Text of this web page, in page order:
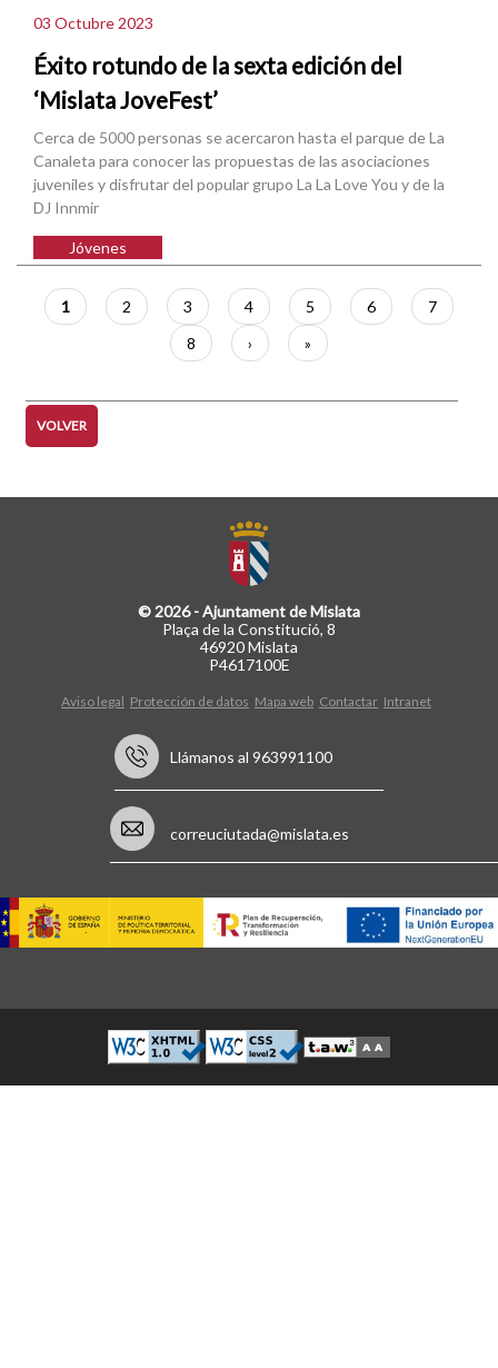
03 Octubre 2023
Éxito rotundo de la sexta edición del
‘Mislata JoveFest’
Cerca de 5000 personas se acercaron hasta el parque de La
Canaleta para conocer las propuestas de las asociaciones
juveniles y disfrutar del popular grupo La La Love You y de la
DJ Innmir
Jóvenes
Paginación
Página
actual
1 Página
2 Página
3 Página
4 Página
5 Página
6 Página
7
Página
8
Siguiente
página
›
Última
página
»
VOLVER
© 2026 - Ajuntament de Mislata
Plaça de la Constitució, 8
46920 Mislata
P4617100E
Aviso legal Protección de datos Mapa web Contactar Intranet
Llámanos al 963991100
correuciutada@mislata.es